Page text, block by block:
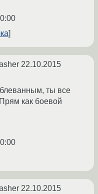
22.10.2015
ты все
как боевой
22.10.2015